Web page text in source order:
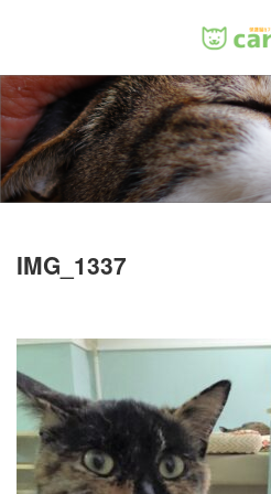
IMG_1337
Menu
ホーム
料金
里親について
お問い合わせ